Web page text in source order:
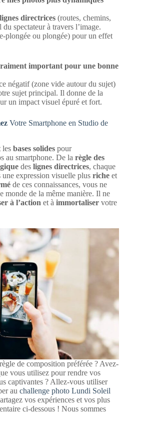
lignes directrices (routes, chemins,
spectateur à travers l’image.
plongée ou plongée) pour un effet
important pour une bonne
négatif (zone vide autour du sujet)
sujet principal. Il donne de la
un impact visuel épuré et fort.
Votre Smartphone en Studio de
les bases solides pour
au smartphone. De la règle des
des lignes directrices, chaque
une expression visuelle plus riche et
de ces connaissances, vous ne
monde de la même manière. Il ne
à l’action et à immortaliser votre
de composition préférée ? Avez-
vous utilisez pour rendre vos
captivantes ? Allez-vous utiliser
au challenge photo Lundi Soleil
vos expériences et vos plus
ci-dessous ! Nous sommes